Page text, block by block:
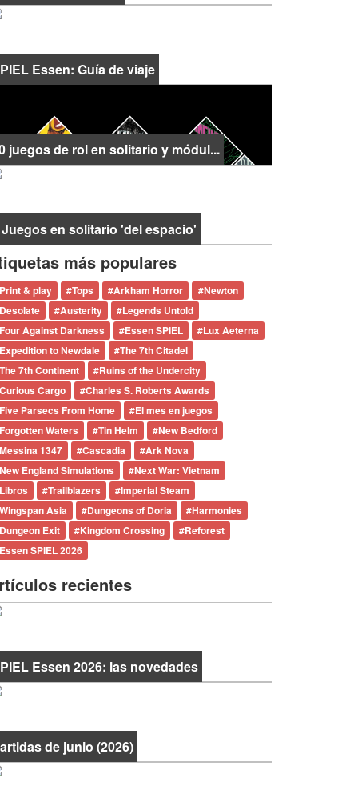
Essen: Guía de viaje
juegos de rol en solitario y módul...
en solitario 'del espacio'
más populares
& play #Tops #Arkham Horror #Newton
#Austerity #Legends Untold
Against Darkness #Essen SPIEL #Lux Aeterna
to Newdale #The 7th Citadel
7th Continent #Ruins of the Undercity
Cargo #Charles S. Roberts Awards
Parsecs From Home #El mes en juegos
Waters #Tin Helm #New Bedford
1347 #Cascadia #Ark Nova
England Simulations #Next War: Vietnam
#Trailblazers #Imperial Steam
Asia #Dungeons of Doria #Harmonies
Exit #Kingdom Crossing #Reforest
SPIEL 2026
recientes
Essen 2026: las novedades
de junio (2026)